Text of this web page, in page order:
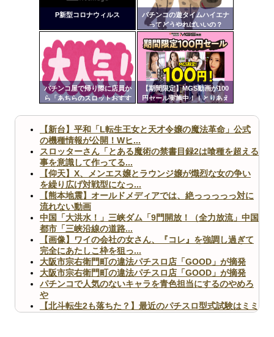
Powered by livedoor 相互RSS
P新型コロナウィルス
パチンコの遊タイムハイエナ
ってどうやればいいの？
パチンコ屋で帰り際に店員か
ら「あちらのスロットおすす
んだが
【期間限定】MGS動画が100
円セール実施中！！とりあえ
ンク
自動
更新
ツー
【新台】平和「L転生王女と天才令嬢の魔法革命」公式
の機種情報が公開！Wヒ...
スロッターさん「とある魔術の禁書目録2は喰種を超える
事を意識して作ってる...
【仰天】X、メンエス嬢とラウンジ嬢が熾烈な女の争い
を繰り広げ対戦型になっ...
【熊本地震】オールドメディアでは、絶っっっっっ対に
流れない動画
中国「大洪水！」三峡ダム「9門開放！（全力放流」中国
都市「三峡沿線の道路...
【画像】ワイの会社の女さん、『コレ』を強調し過ぎて
完全にあたしこ枠を狙っ...
大阪市宗右衛門町の違法パチスロ店「GOOD」が摘発
大阪市宗右衛門町の違法パチスロ店「GOOD」が摘発
パチンコで人気のないキャラを青色担当にするのやめろ
や
【北斗転生2も落ちた？】最近のパチスロ型式試験はミミ